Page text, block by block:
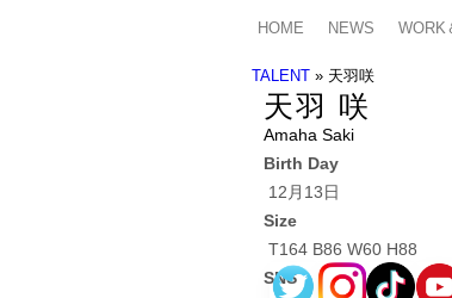
HOME NEWS WORK
TALENT »天羽咲
天羽 咲
Amaha Saki
Birth Day
12月13日
Size
T164 B86 W60 H88
SNS